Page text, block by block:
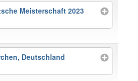
Meisterschaft 2023
Deutschland